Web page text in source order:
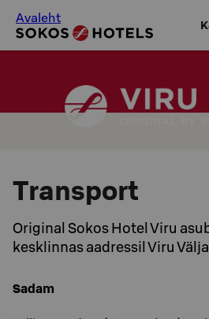
Avaleht
Transport
Original Sokos Hotel Viru
kesklinnas aadressil Viru
Sadam